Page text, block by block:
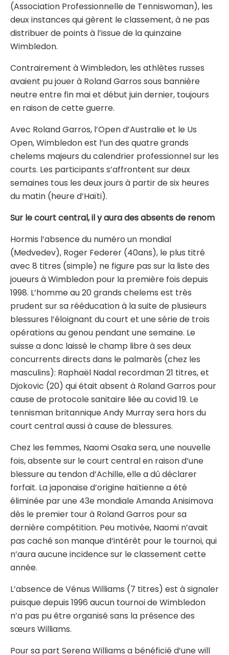
(Association Professionnelle de Tenniswoman), les
deux instances qui gèrent le classement, à ne pas
distribuer de points à l’issue de la quinzaine
Wimbledon.
Contrairement à Wimbledon, les athlètes russes
avaient pu jouer à Roland Garros sous bannière
neutre entre fin mai et début juin dernier, toujours
en raison de cette guerre.
Avec Roland Garros, l’Open d’Australie et le Us
Open, Wimbledon est l’un des quatre grands
chelems majeurs du calendrier professionnel sur les
courts. Les participants s’affrontent sur deux
semaines tous les deux jours à partir de six heures
du matin (heure d’Haïti).
Sur le court central, il y aura des absents de renom
Hormis l’absence du numéro un mondial
(Medvedev), Roger Federer (40ans), le plus titré
avec 8 titres (simple) ne figure pas sur la liste des
joueurs à Wimbledon pour la première fois depuis
1998. L’homme au 20 grands chelems est très
prudent sur sa rééducation à la suite de plusieurs
blessures l’éloignant du court et une série de trois
opérations au genou pendant une semaine. Le
suisse a donc laissé le champ libre à ses deux
concurrents directs dans le palmarès (chez les
masculins): Raphaël Nadal recordman 21 titres, et
Djokovic (20) qui était absent à Roland Garros pour
cause de protocole sanitaire liée au covid 19. Le
tennisman britannique Andy Murray sera hors du
court central aussi à cause de blessures.
Chez les femmes, Naomi Osaka sera, une nouvelle
fois, absente sur le court central en raison d’une
blessure au tendon d’Achille, elle a dû déclarer
forfait. La japonaise d’origine haïtienne a été
éliminée par une 43e mondiale Amanda Anisimova
dès le premier tour à Roland Garros pour sa
dernière compétition. Peu motivée, Naomi n’avait
pas caché son manque d’intérêt pour le tournoi, qui
n’aura aucune incidence sur le classement cette
année.
L’absence de Vénus Williams (7 titres) est à signaler
puisque depuis 1996 aucun tournoi de Wimbledon
n’a pas pu être organisé sans la présence des
sœurs Williams.
Pour sa part Serena Williams a bénéficié d’une will